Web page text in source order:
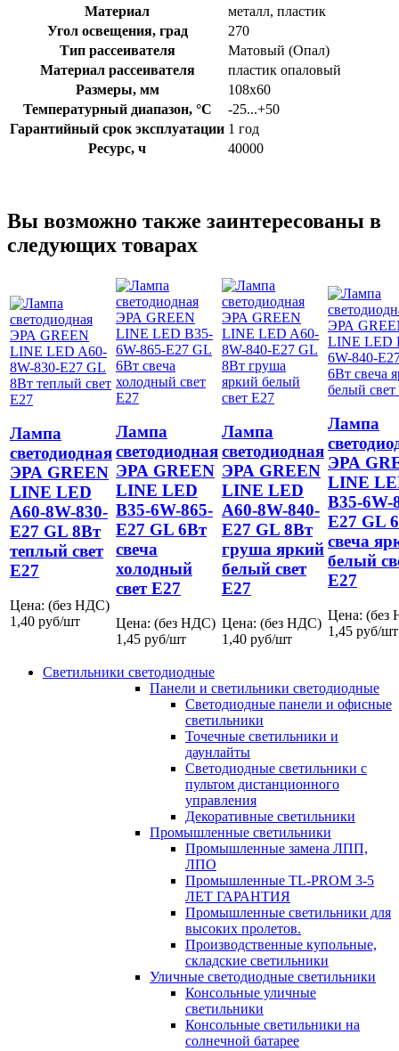
Материал
металл, пластик
Угол освещения, град
270
Тип рассеивателя
Матовый (Опал)
Материал рассеивателя
пластик опаловый
Размеры, мм
108х60
Температурный диапазон, °C
-25...+50
Гарантийный срок эксплуатации 1 год
Ресурс, ч
40000
Вы возможно также заинтересованы в
следующих товарах
Лампа
светодиодная
ЭРА GREEN
LINE LED
A60-8W-830-
E27 GL 8Вт
теплый свет
E27
Цена: (без НДС)
1,40 руб/шт
Лампа
светодиодная
ЭРА GREEN
LINE LED
B35-6W-865-
E27 GL 6Вт
свеча
холодный
свет E27
Цена: (без НДС)
1,45 руб/шт
Лампа
светодиодная
ЭРА GREEN
LINE LED
A60-8W-840-
E27 GL 8Вт
груша яркий
белый свет
E27
Цена: (без НДС)
1,40 руб/шт
Лампа
ЭРА
LINE
B35-6W-
E27 GL
свеча
белый
E27
Цена: (без
1,45 руб/шт
Светильники светодиодные
Панели и светильники светодиодные
Светодиодные панели и офисные
светильники
Точечные светильники и
даунлайты
Светодиодные светильники с
пультом дистанционного
управления
Декоративные светильники
Промышленные светильники
Промышленные замена ЛПП,
ЛПО
Промышленные TL-PROM 3-5
ЛЕТ ГАРАНТИЯ
Промышленные светильники для
высоких пролетов.
Производственные купольные,
складские светильники
Уличные светодиодные светильники
Консольные уличные
светильники
Консольные светильники на
солнечной батарее